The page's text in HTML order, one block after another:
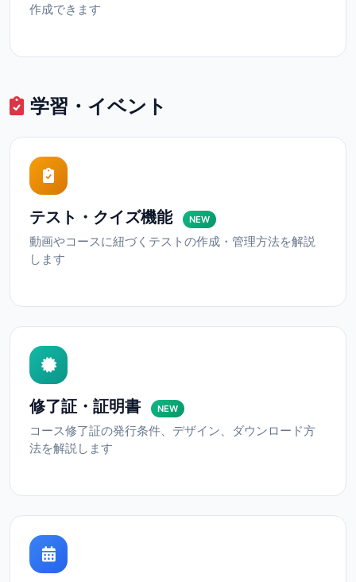
作成できます
学習・イベント
テスト・クイズ機能 NEW
動画やコースに紐づくテストの作成・管理方法を解説
します
修了証・証明書 NEW
コース修了証の発行条件、デザイン、ダウンロード方
法を解説します